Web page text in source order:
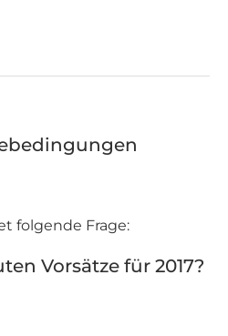
folgende Frage:
Vorsätze für 2017?